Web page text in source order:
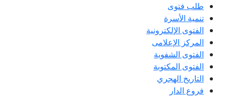
طلب فتوى
تنمية الأسرة
الفتوى الإلكترونية
المركز الإعلامى
الفتوى الشفوية
الفتوى المكتوبة
التاريخ الهجري
فروع الدار